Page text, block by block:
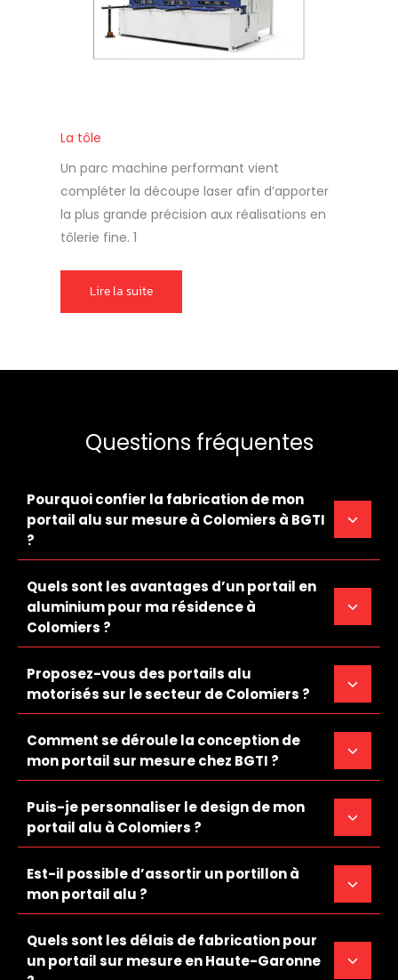
La tôle
Un parc machine performant vient
compléter la découpe laser afin d’apporter
la plus grande précision aux réalisations en
tôlerie fine. 1
Lire la suite
Questions fréquentes
Pourquoi confier la fabrication de mon
portail alu sur mesure à Colomiers à BGTI
?
Quels sont les avantages d’un portail en
aluminium pour ma résidence à
Colomiers ?
Proposez-vous des portails alu
motorisés sur le secteur de Colomiers ?
Comment se déroule la conception de
mon portail sur mesure chez BGTI ?
Puis-je personnaliser le design de mon
portail alu à Colomiers ?
Est-il possible d’assortir un portillon à
mon portail alu ?
Quels sont les délais de fabrication pour
un portail sur mesure en Haute-Garonne